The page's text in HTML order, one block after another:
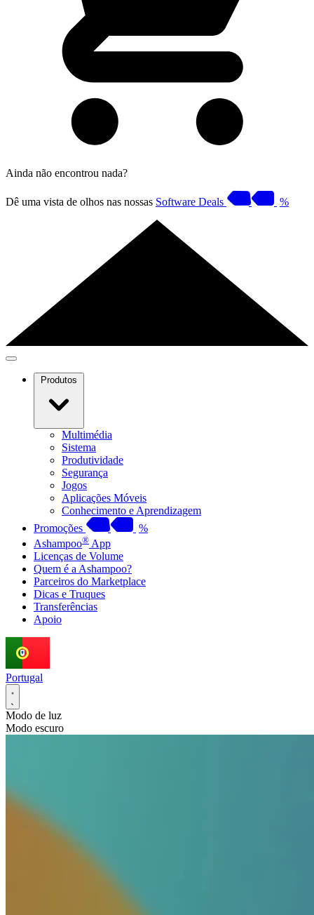
Ainda não encontrou nada?
Dê uma vista de olhos nas nossas Software Deals %
Produtos
Multimédia
Sistema
Produtividade
Segurança
Jogos
Aplicações Móveis
Conhecimento e Aprendizagem
Promoções
%
Ashampoo® App
Licenças de Volume
Quem é a Ashampoo?
Parceiros do Marketplace
Dicas e Truques
Transferências
Apoio
Portugal
Modo de luz
Modo escuro